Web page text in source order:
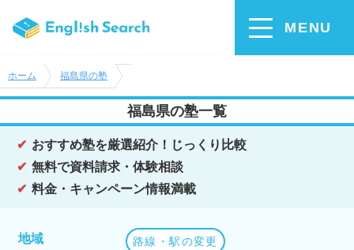
MENU
ホーム 福島県の塾
福島県の塾一覧
おすすめ塾を厳選紹介！じっくり比較
無料で資料請求・体験相談
料金・キャンペーン情報満載
地域
路線・駅の変更